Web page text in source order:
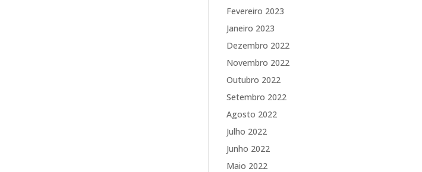
Fevereiro 2023
Janeiro 2023
Dezembro 2022
Novembro 2022
Outubro 2022
Setembro 2022
Agosto 2022
Julho 2022
Junho 2022
Maio 2022